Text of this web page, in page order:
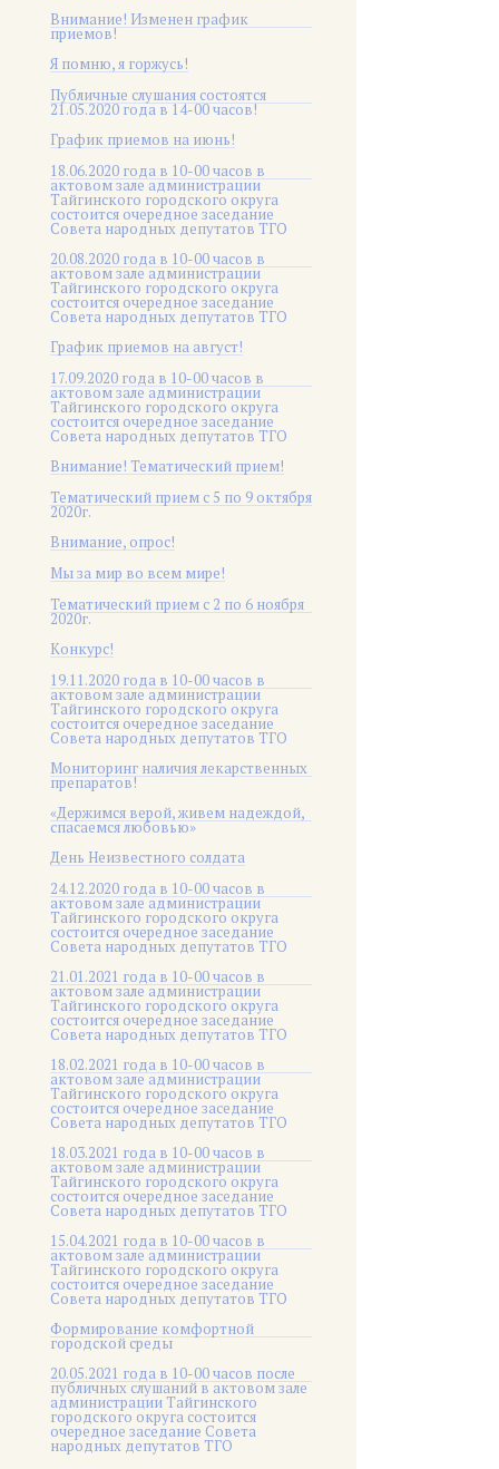
Внимание! Изменен график
приемов!
Я помню, я горжусь!
Публичные слушания состоятся
21.05.2020 года в 14-00 часов!
График приемов на июнь!
18.06.2020 года в 10-00 часов в
актовом зале администрации
Тайгинского городского округа
состоится очередное заседание
Совета народных депутатов ТГО
20.08.2020 года в 10-00 часов в
актовом зале администрации
Тайгинского городского округа
состоится очередное заседание
Совета народных депутатов ТГО
График приемов на август!
17.09.2020 года в 10-00 часов в
актовом зале администрации
Тайгинского городского округа
состоится очередное заседание
Совета народных депутатов ТГО
Внимание! Тематический прием!
Тематический прием с 5 по 9 октября
2020г.
Внимание, опрос!
Мы за мир во всем мире!
Тематический прием с 2 по 6 ноября
2020г.
Конкурс!
19.11.2020 года в 10-00 часов в
актовом зале администрации
Тайгинского городского округа
состоится очередное заседание
Совета народных депутатов ТГО
Мониторинг наличия лекарственных
препаратов!
«Держимся верой, живем надеждой,
спасаемся любовью»
День Неизвестного солдата
24.12.2020 года в 10-00 часов в
актовом зале администрации
Тайгинского городского округа
состоится очередное заседание
Совета народных депутатов ТГО
21.01.2021 года в 10-00 часов в
актовом зале администрации
Тайгинского городского округа
состоится очередное заседание
Совета народных депутатов ТГО
18.02.2021 года в 10-00 часов в
актовом зале администрации
Тайгинского городского округа
состоится очередное заседание
Совета народных депутатов ТГО
18.03.2021 года в 10-00 часов в
актовом зале администрации
Тайгинского городского округа
состоится очередное заседание
Совета народных депутатов ТГО
15.04.2021 года в 10-00 часов в
актовом зале администрации
Тайгинского городского округа
состоится очередное заседание
Совета народных депутатов ТГО
Формирование комфортной
городской среды
20.05.2021 года в 10-00 часов после
публичных слушаний в актовом зале
администрации Тайгинского
городского округа состоится
очередное заседание Совета
народных депутатов ТГО